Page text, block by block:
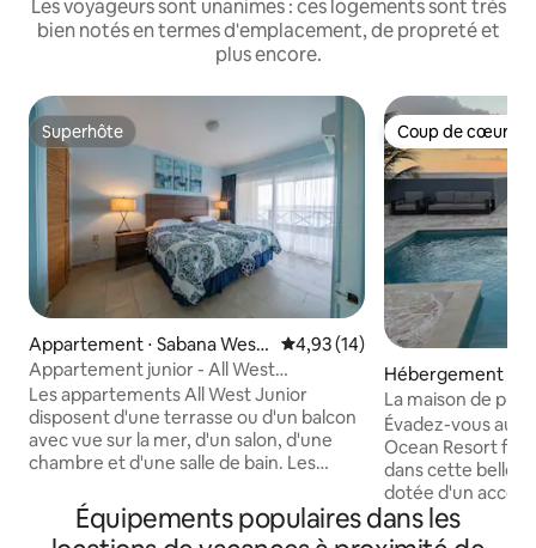
Les voyageurs sont unanimes : ces logements sont très
bien notés en termes d'emplacement, de propreté et
plus encore.
Superhôte
Superhôte
Appartement ⋅ Sabana West
punt
Évaluation moyenne sur la
4,93 (14)
Appartement junior - All West
Apartments
Les appartements All West Junior
disposent d'une terrasse ou d'un balcon
avec vue sur la mer, d'un salon, d'une
chambre et d'une salle de bain. Les
meublés : Lits jumeaux dans la chambre
à coucher Canapé convertible grand lit
Coup de cœur
Coup de cœur
Hébergement ⋅
La maison de
Évadez-vous au
Ocean Resort fermé !
dans cette belle
dotée d'un accès
d'une piscine
sur l'océan et
Équipements populaires dans les